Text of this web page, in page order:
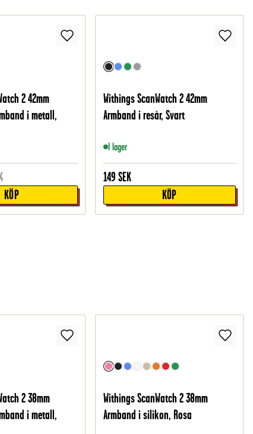
2 42mm
i metall,
KÖP
Withings ScanWatch 2 42mm
Armband i resår, Svart
I lager
149 SEK
KÖP
2 38mm
i metall,
Withings ScanWatch 2 38mm
Armband i silikon, Rosa